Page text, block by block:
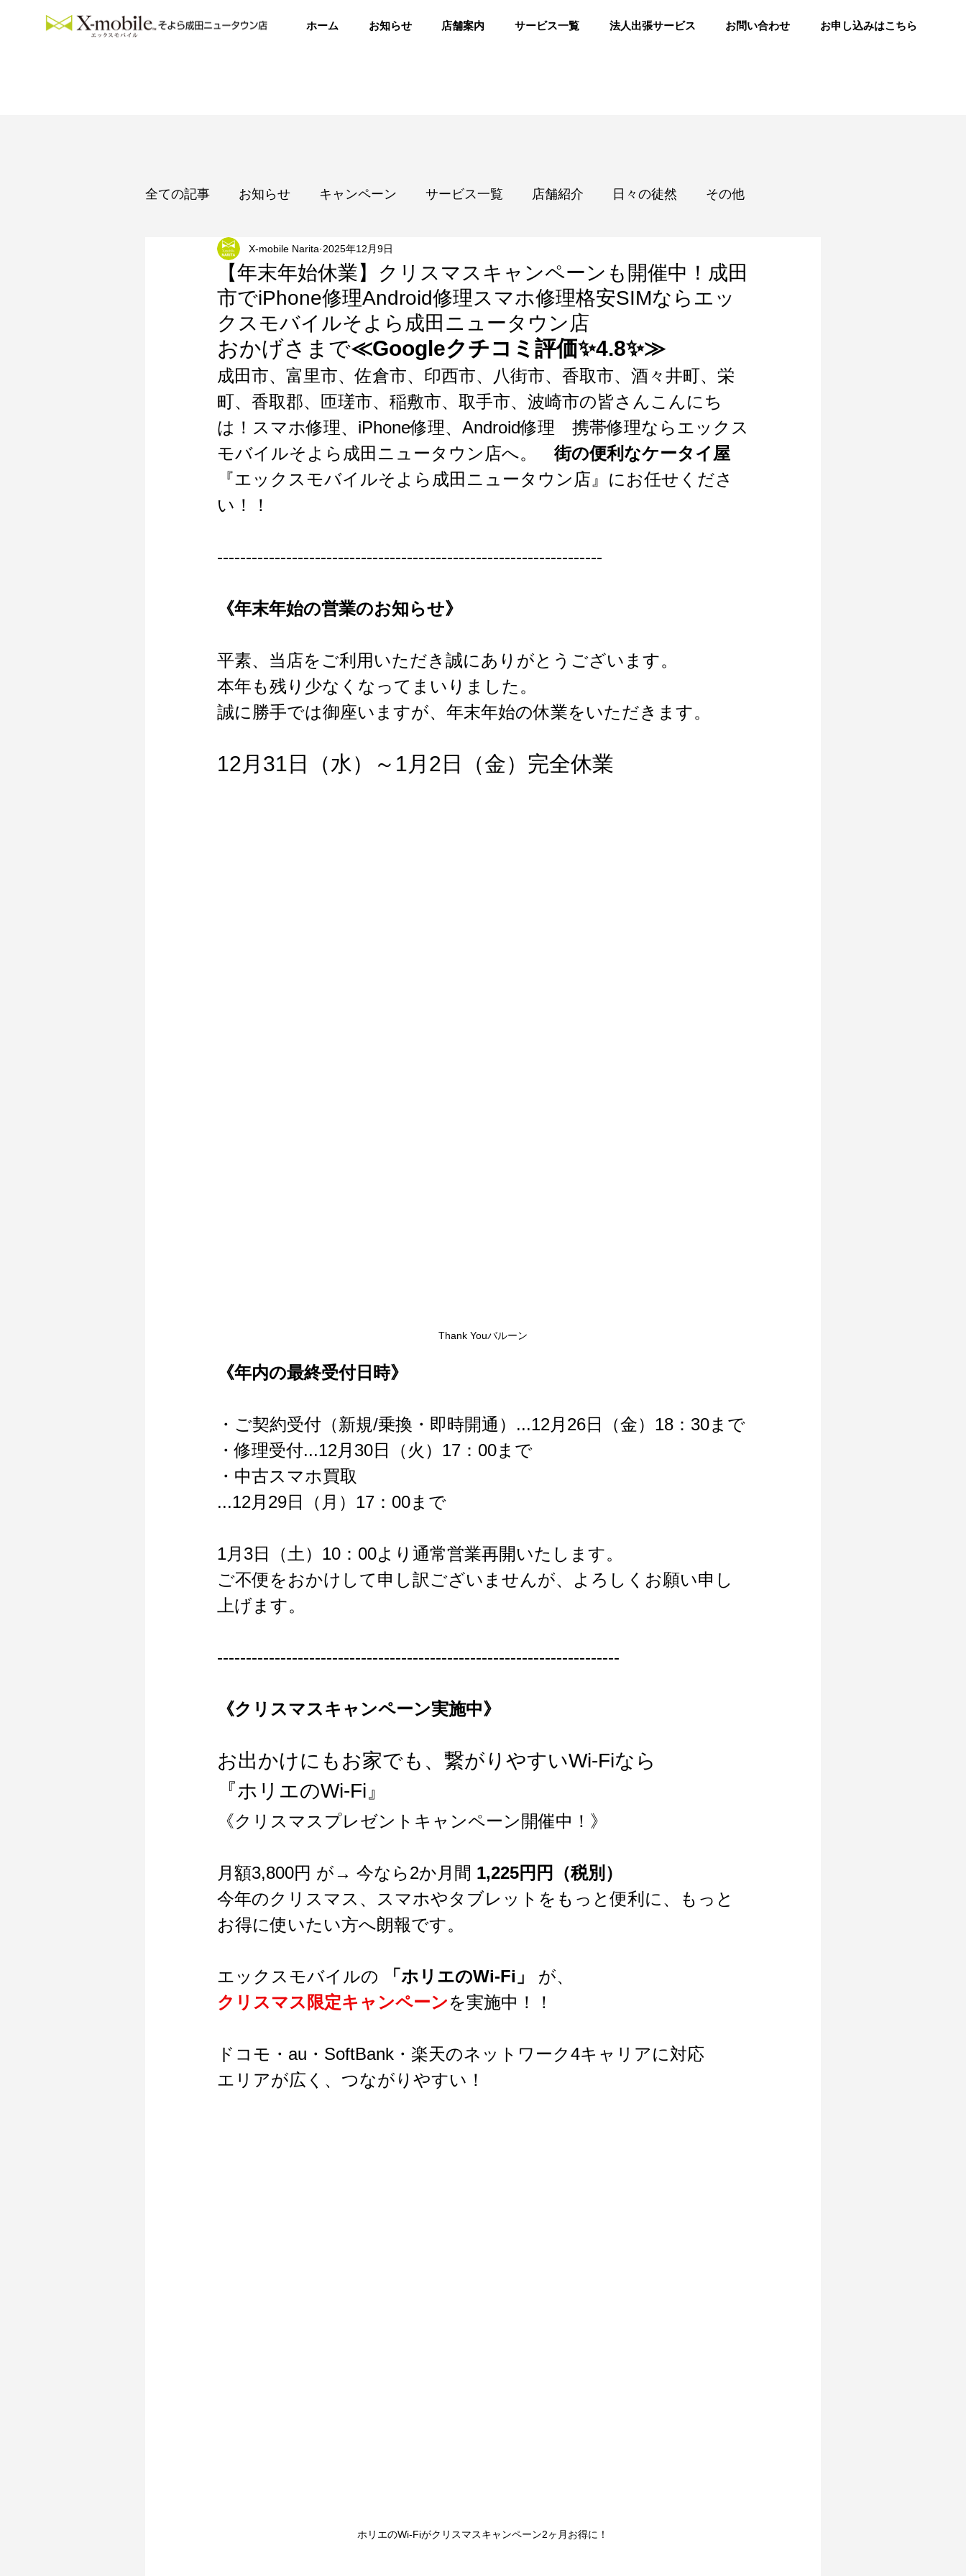
ホーム お知らせ 店舗案内 サービス一覧 法人出張サービス お問い合わせ お申し込みはこちら
全ての記事 お知らせ キャンペーン サービス一覧 店舗紹介 日々の徒然 その他
カレンダー
【年末年始休業】クリスマスキャンペーンも開催中！成田
市でiPhone修理Android修理スマホ修理格安SIMならエッ
クスモバイルそよら成田ニュータウン店
X-mobile Narita 2025年12月9日
おかげさまで≪Googleクチコミ評価✨4.8✨≫
成田市、富里市、佐倉市、印西市、八街市、香取市、酒々井町、栄
町、香取郡、匝瑳市、稲敷市、取手市、波崎市の皆さんこんにち
は！スマホ修理、iPhone修理、Android修理　携帯修理ならエックス
モバイルそよら成田ニュータウン店へ。
街の便利なケータイ屋
『エックスモバイルそよら成田ニュータウン店』にお任せくださ
い！！
-------------------------------------------------------------------
《年末年始の営業のお知らせ》
平素、当店をご利用いただき誠にありがとうございます。
本年も残り少なくなってまいりました。
誠に勝手では御座いますが、年末年始の休業をいただきます。
12月31日（水）～1月2日（金）完全休業
Thank Youバルーン
《年内の最終受付日時》
・ご契約受付（新規/乗換・即時開通）...12月26日（金）18：30まで
・修理受付...12月30日（火）17：00まで
・中古スマホ買取
...12月29日（月）17：00まで
1月3日（土）10：00より通常営業再開いたします。
ご不便をおかけして申し訳ございませんが、よろしくお願い申し
上げます。
----------------------------------------------------------------------
《クリスマスキャンペーン実施中》
お出かけにもお家でも、繋がりやすいWi-Fiなら
『ホリエのWi-Fi』
《クリスマスプレゼントキャンペーン開催中！》
月額3,800円 が→ 今なら2か月間 1,225円円（税別）
今年のクリスマス、スマホやタブレットをもっと便利に、もっと
お得に使いたい方へ朗報です。
エックスモバイルの 「ホリエのWi-Fi」
が、
クリスマス限定キャンペーンを実施中！！
ドコモ・au・SoftBank・楽天のネットワーク4キャリアに対応
エリアが広く、つながりやすい！
ホリエのWi-Fiがクリスマスキャンペーン2ヶ月お得に！